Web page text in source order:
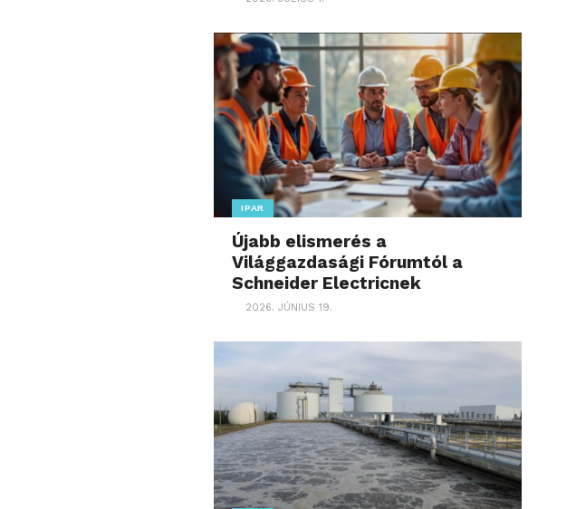
IPAR
Újabb elismerés a
Világgazdasági Fórumtól a
Schneider Electricnek
2026. JÚNIUS 19.